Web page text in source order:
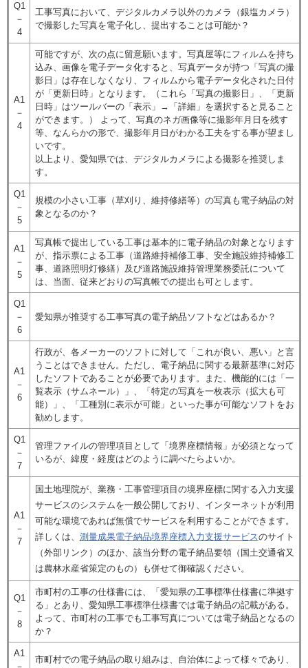
Q1
－
4
工事写真において、デジタルカメラ以外のカメラ（銀塩カメラ）
で撮影した写真を電子化し、提出することは可能か？
A1
－
4
可能ですが、次の点に留意願います。写真屋等にフィルムを持ち
込み、画像を電子データ化すると、写真データが持つ「写真の撮
影日」は存在しなくなり、フィルムから電子データ化された日付
が「更新日時」となります。（これら「写真の撮影日」、「更新
日時」はツールバーの「表示」→「詳細」を選択すると見ること
ができます。） よって、写真のネガ画像等に撮影年月日を残す
等、なんらかの形で、撮影年月日がわかる工夫をする事が望まし
いです。
以上より、愛知県では、デジタルカメラによる撮影を推奨しま
す。
Q1
－
5
規模の小さい工事（草刈り、維持修繕等）の写真も電子納品の対
象となるのか？
A1
－
5
写真帳で提出している工事は基本的に電子納品の対象となります
が、指示票による工事（道路維持補修工事、安全施設維持補修工
事、道路照明灯修繕）及び道路施設維持管理業務委託について
は、当面、従来どおりの写真帳での提出も可とします。
Q1
－
6
愛知県が推奨する工事写真の電子納品ソフトなどはあるか？
A1
－
6
行政が、各メーカーのソフトに対して「これが良い、悪い」と言
うことはできません。ただし、電子納品に関する最新基準に対応
したソフトであることが必要であります。また、機能的には「一
覧表示（サムネール）」、「特定の写真を一枚表示（拡大も可
能）」、「工種別に表示が可能」といった事が可能なソフトをお
勧めします。
Q1
－
7
管理ファイルの管理項目として「境界座標情報」が必須となって
いるが、緯度・経度はどのように調べたらよいか。
A1
－
7
国土地理院が、業務・工事管理項目の境界座標に関する入力支援
サービスのシステムを一般公開しており、インターネットが利用
可能な環境であれば無償でサービスを利用することができます。
詳しくは、 測量成果電子納品境界座標入力支援サービスのサイト
（外部リンク）のほか、該当分野の電子納品要領（国土交通省又
は農林水産省策定のもの）も併せて御確認ください。
Q1
－
8
市町村の工事の仕様書には、「愛知県の工事標準仕様書に準拠す
る」とあり、愛知県工事標準仕様書では電子納品の記載がある。
よって、市町村の工事でも工事写真については電子納品となるの
か？
A1
市町村での電子納品の取り組みは、自治体によって様々であり、